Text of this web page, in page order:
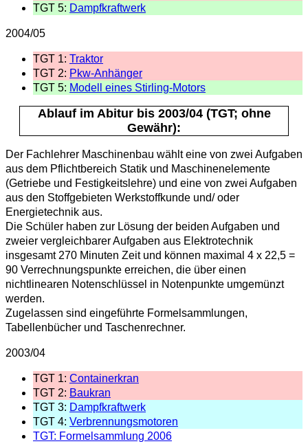
TGT 5: Dampfkraftwerk
2004/05
TGT 1: Traktor
TGT 2: Pkw-Anhänger
TGT 5: Modell eines Stirling-Motors
Ablauf im Abitur bis 2003/04 (TGT; ohne
Gewähr):
Der Fachlehrer Maschinenbau wählt eine von zwei Aufgaben
aus dem Pflichtbereich Statik und Maschinenelemente
(Getriebe und Festigkeitslehre) und eine von zwei Aufgaben
aus den Stoffgebieten Werkstoffkunde und/ oder
Energietechnik aus.
Die Schüler haben zur Lösung der beiden Aufgaben und
zweier vergleichbarer Aufgaben aus Elektrotechnik
insgesamt 270 Minuten Zeit und können maximal 4 x 22,5 =
90 Verrechnungspunkte erreichen, die über einen
nichtlinearen Notenschlüssel in Notenpunkte umgemünzt
werden.
Zugelassen sind eingeführte Formelsammlungen,
Tabellenbücher und Taschenrechner.
2003/04
TGT 1: Containerkran
TGT 2: Baukran
TGT 3: Dampfkraftwerk
TGT 4: Verbrennungsmotoren
TGT: Formelsammlung 2006